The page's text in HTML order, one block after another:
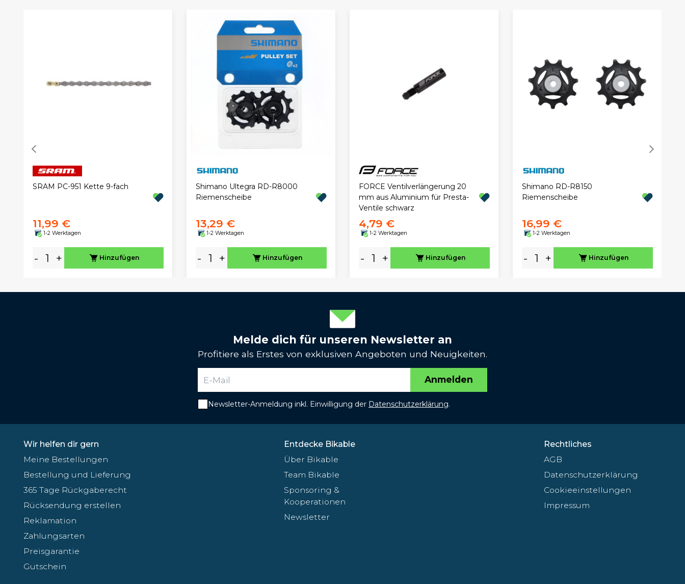
SRAM PC-951 Kette 9-fach
11,99 €
1-2 Werktagen
- + Hinzufügen
Shimano Ultegra RD-R8000
Riemenscheibe
13,29 €
1-2 Werktagen
- + Hinzufügen
FORCE Ventilverlängerung 20
mm aus Aluminium für Presta-
Ventile schwarz
4,79 €
1-2 Werktagen
- + Hinzufügen
Shimano RD-R8150
Riemenscheibe
16,99 €
1-2 Werktagen
- + Hinzufügen
Melde dich für unseren Newsletter an
Profitiere als Erstes von exklusiven Angeboten und Neuigkeiten.
Anmelden
Newsletter-Anmeldung inkl. Einwilligung der Datenschutzerklärung.
Wir helfen dir gern
Meine Bestellungen
Bestellung und Lieferung
365 Tage Rückgaberecht
Rücksendung erstellen
Reklamation
Zahlungsarten
Preisgarantie
Gutschein
Entdecke Bikable
Über Bikable
Team Bikable
Sponsoring &
Kooperationen
Newsletter
Rechtliches
AGB
Datenschutzerklärung
Cookieeinstellungen
Impressum